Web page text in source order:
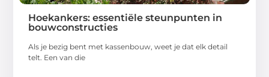
Hoekankers: essentiële steunpunten in
bouwconstructies
Als je bezig bent met kassenbouw, weet je dat elk detail
telt. Een van die